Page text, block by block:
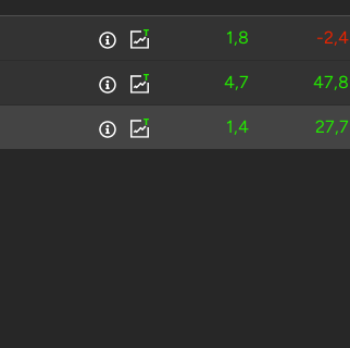
1,8 -2,4
4,7 47,8
1,4 27,7